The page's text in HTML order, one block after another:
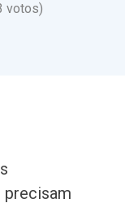
votos)
precisam